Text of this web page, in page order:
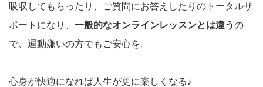
吸収してもらったり、ご質問にお答えしたりのトータルサ
ポートになり、 一般的なオンラインレッスンとは違うの
で、運動嫌いの方でもご安心を。
心身が快適になれば人生が更に楽しくなる♪